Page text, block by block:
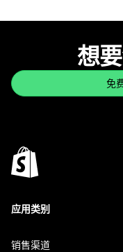
想
免
应用类别
销售渠道